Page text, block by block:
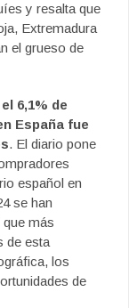
y resalta que
Extremadura
el grueso de
6,1% de
España fue
. El diario pone
español en
se han
más
de esta
los
de